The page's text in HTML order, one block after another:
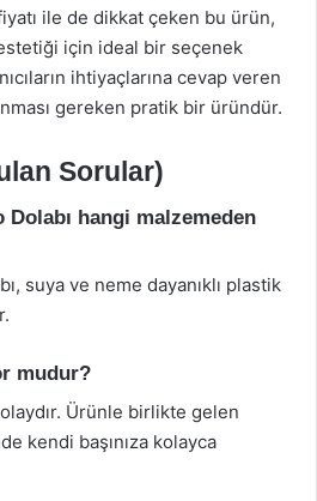
ile de dikkat çeken bu ürün,
için ideal bir seçenek
ihtiyaçlarına cevap veren
gereken pratik bir üründür.
Sorular)
Dolabı hangi malzemeden
suya ve neme dayanıklı plastik
mudur?
Ürünle birlikte gelen
kendi başınıza kolayca